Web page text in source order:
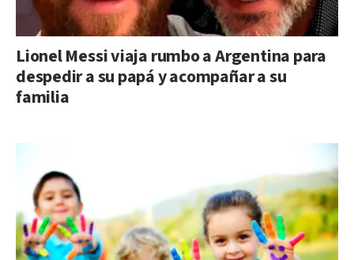
Lionel Messi viaja rumbo a Argentina para
despedir a su papá y acompañar a su
familia